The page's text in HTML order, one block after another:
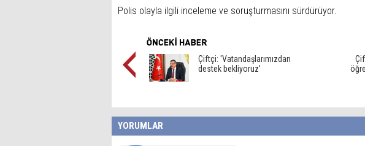
Polis olayla ilgili inceleme ve soruşturmasını sürdürüyor.
Çiftçi: 'Vatandaşlarımızdan
destek bekliyoruz'
YORUMLAR